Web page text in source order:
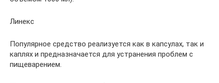
Линекс
Популярное средство реализуется как в капсулах, так и
каплях и предназначается для устранения проблем с
пищеварением.